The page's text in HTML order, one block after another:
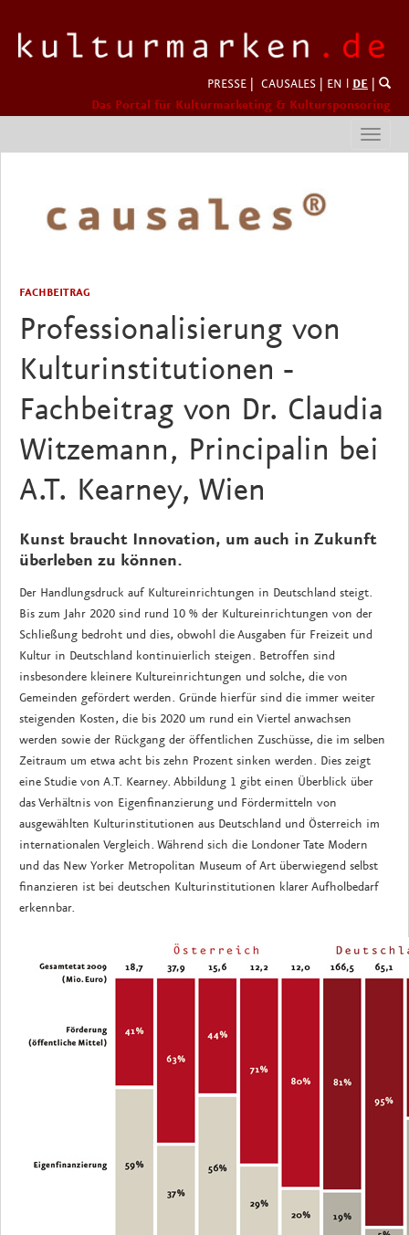
PRESSE CAUSALES EN DE
Das Portal für Kulturmarketing & Kultursponsoring
FACHBEITRAG
Professionalisierung von
Kulturinstitutionen -
Fachbeitrag von Dr. Claudia
Witzemann, Principalin bei
A.T. Kearney, Wien
Kunst braucht Innovation, um auch in Zukunft
überleben zu können.
Der Handlungsdruck auf Kultureinrichtungen in Deutschland steigt.
Bis zum Jahr 2020 sind rund 10 % der Kultureinrichtungen von der
Schließung bedroht und dies, obwohl die Ausgaben für Freizeit und
Kultur in Deutschland kontinuierlich steigen. Betroffen sind
insbesondere kleinere Kultureinrichtungen und solche, die von
Gemeinden gefördert werden. Gründe hierfür sind die immer weiter
steigenden Kosten, die bis 2020 um rund ein Viertel anwachsen
werden sowie der Rückgang der öffentlichen Zuschüsse, die im selben
Zeitraum um etwa acht bis zehn Prozent sinken werden. Dies zeigt
eine Studie von A.T. Kearney. Abbildung 1 gibt einen Überblick über
das Verhältnis von Eigenfinanzierung und Fördermitteln von
ausgewählten Kulturinstitutionen aus Deutschland und Österreich im
internationalen Vergleich. Während sich die Londoner Tate Modern
und das New Yorker Metropolitan Museum of Art überwiegend selbst
finanzieren ist bei deutschen Kulturinstitutionen klarer Aufholbedarf
erkennbar.